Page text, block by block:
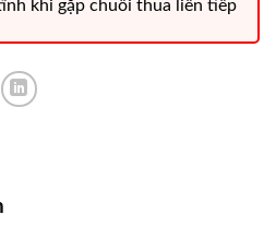
khi gặp chuỗi thua liên tiếp